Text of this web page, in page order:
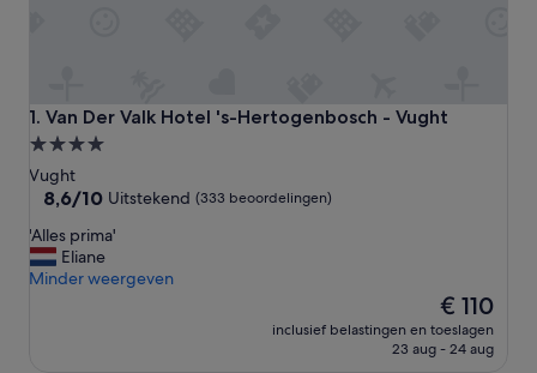
1. Van Der Valk Hotel 's-Hertogenbosch - Vught
Van Der Valk Hotel 's-Hertogenbosch - Vught
4.0-
sterrenaccommodatie
Vught
8.6
10,
Uitstekend,
(333
8,6/10 Uitstekend (333 beoordelingen)
'
A
l
'Alles prima'
Eliane
Minder weergeven
De
prijs
is
€ 110
inclusief belastingen en toeslagen
23 aug - 24 aug